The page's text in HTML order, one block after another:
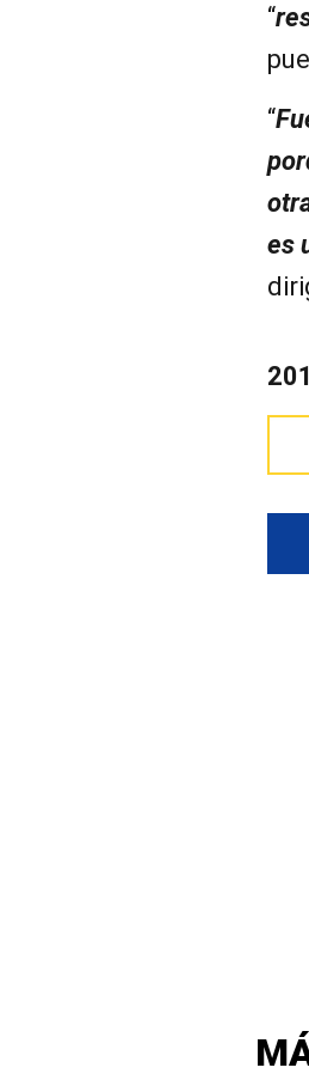
“
“
es